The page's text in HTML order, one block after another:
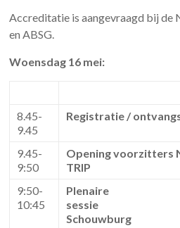
Accreditatie is aangevraagd bij de
en ABSG.
Woensdag 16 mei:
8.45-
9.45
Registratie /
9.45-
9:50
Opening voorzitters
9:50-
10:45
Plenaire
Schouwburg